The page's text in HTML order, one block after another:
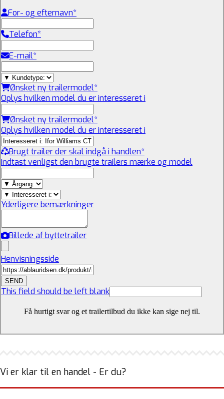
For- og efternavn*
Telefon*
E-mail*
Ønsket ny trailermodel*
Oplys hvilken model du er interesseret i
Ønsket ny trailermodel*
Oplys hvilken model du er interesseret i
Brugt trailer der skal indgå i handlen*
Indtast venligst den brugte trailers mærke og model
Yderligere bemærkninger
Billede af byttetrailer
Henvisningsside
SEND
This field should be left blank
Få hurtigt svar og et trailertilbud du ikke kan sige nej til.
Vi er klar til en handel - Er du?